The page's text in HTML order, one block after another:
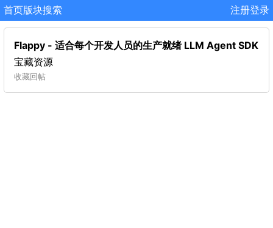
首页版块搜索 注册登录
Flappy - 适合每个开发人员的生产就绪 LLM Agent SDK
宝藏资源
收藏回帖